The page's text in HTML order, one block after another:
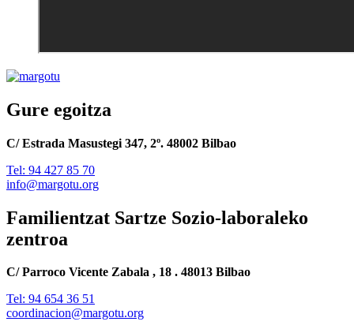
Gure egoitza
C/ Estrada Masustegi 347, 2º. 48002 Bilbao
Tel: 94 427 85 70
info@margotu.org
Familientzat Sartze Sozio-laboraleko
zentroa
C/ Parroco Vicente Zabala , 18 . 48013 Bilbao
Tel: 94 654 36 51
coordinacion@margotu.org